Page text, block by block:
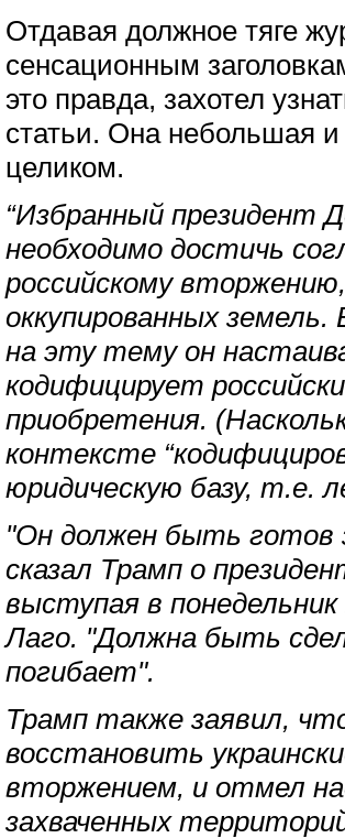
Отдавая должное тяге
сенсационным
это правда, захотел
статьи. Она небольшая и
целиком.
“Избранный президент
необходимо достичь
российскому
оккупированных
на эту тему он
кодифицирует
приобретения.
контексте
юридическую базу, т.е.
"Он должен быть готов
сказал Трамп о
выступая в
Лаго. "Должна быть
погибает".
Трамп также заявил,
восстановить
вторжением, и отмел
захваченных